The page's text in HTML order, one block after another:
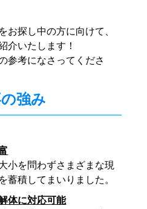
お探し中の方に向けて、
介いたします！
参考になさってくださ
強み
小を問わずさまざまな現
蓄積してまいりました。
体に対応可能